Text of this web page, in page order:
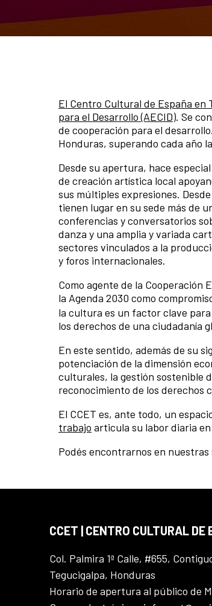
El Centro Cultural de España en
para el Desarrollo (AECID). Se
de cooperación para el
Honduras, superando cada año
Desde su apertura, hace
de creación artística local
sus múltiples expresiones.
tienen lugar en su sede más de
conferencias y conversatorios
danza y una amplia y variada
sectores vinculados a la
y foros internacionales.
Como agente de la Cooperación
la Agenda 2030 como
la cultura es un factor clave
los derechos de una ciudadanía
En este sentido, además de su
potenciación de la dimensión
culturales, la gestión sostenible
reconocimiento de los derechos
El CCET es, ante todo, un
trabajo articula su labor diaria
Podés encontrarnos en nuestras
CCET | CENTRO CULTURAL DE
Col. Palmira 1ª Calle, #655,
Tegucigalpa, Honduras
Horario de apertura al público de